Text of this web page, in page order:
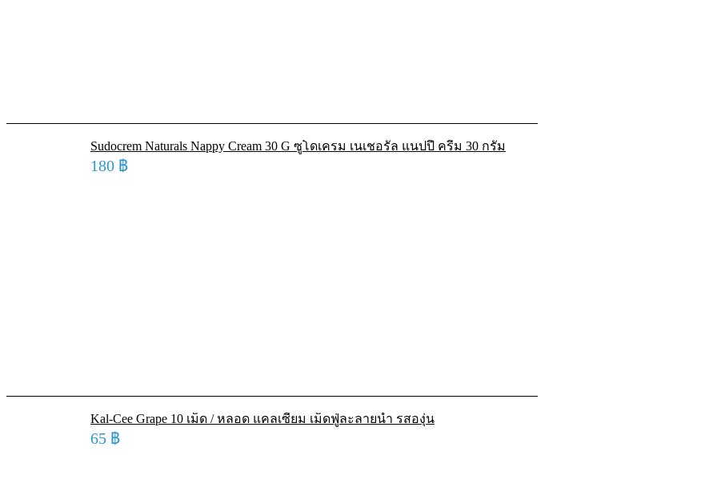
Sudocrem Naturals Nappy Cream 30 G ซูโดเครม เนเชอรัล แนปปี้ ครีม 30 กรัม
180 ฿
Kal-Cee Grape 10 เม็ด / หลอด แคลเซียม เม็ดฟู่ละลายน้ำ รสองุ่น
65 ฿